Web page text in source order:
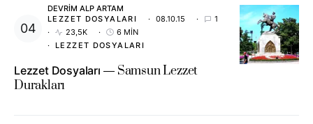
DEVRIM ALP ARTAM
LEZZET DOSYALARI
08.10.15
1
23,5K
6 MIN
LEZZET DOSYALARI
Lezzet Dosyaları
Samsun Lezzet
Durakları